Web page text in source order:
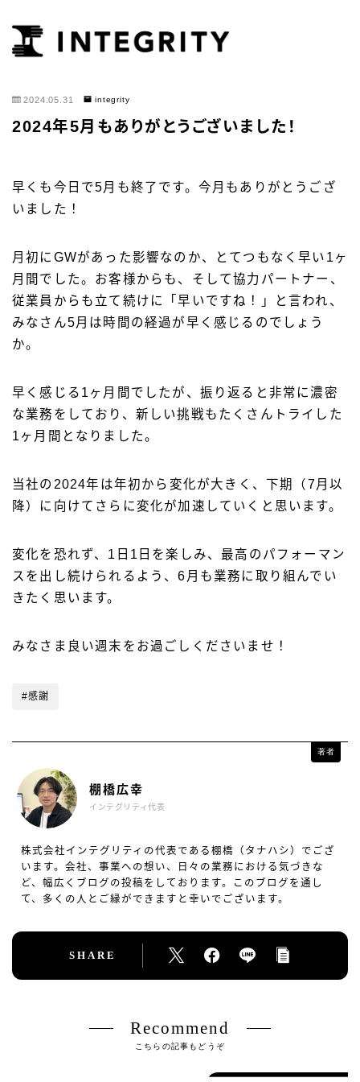
2024.05.31 integrity
2024年5月もありがとうございました！
早くも今日で5月も終了です。今月もありがとうござ
いました！
月初にGWがあった影響なのか、とてつもなく早い1ヶ
月間でした。お客様からも、そして協力パートナー、
従業員からも立て続けに「早いですね！」と言われ、
みなさん5月は時間の経過が早く感じるのでしょう
か。
早く感じる1ヶ月間でしたが、振り返ると非常に濃密
な業務をしており、新しい挑戦もたくさんトライした
1ヶ月間となりました。
当社の2024年は年初から変化が大きく、下期（7月以
降）に向けてさらに変化が加速していくと思います。
変化を恐れず、1日1日を楽しみ、最高のパフォーマン
スを出し続けられるよう、6月も業務に取り組んでい
きたく思います。
みなさま良い週末をお過ごしくださいませ！
#感謝
著者
棚橋広幸
インテグリティ代表
株式会社インテグリティの代表である棚橋（タナハシ）でござ
います。会社、事業への想い、日々の業務における気づきな
ど、幅広くブログの投稿をしております。このブログを通し
て、多くの人とご縁ができますと幸いでございます。
SHARE
Recommend
こちらの記事もどうぞ